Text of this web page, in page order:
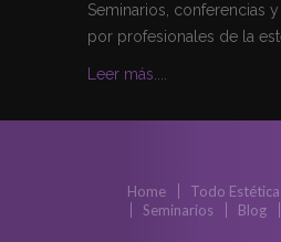
Seminarios, conferencias
por profesionales de la
Leer más....
Home Todo Estética
Seminarios
Blog